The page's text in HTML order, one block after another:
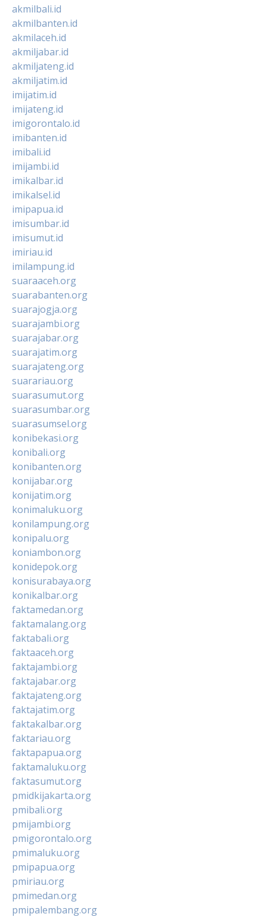
akmilbali.id
akmilbanten.id
akmilaceh.id
akmiljabar.id
akmiljateng.id
akmiljatim.id
imijatim.id
imijateng.id
imigorontalo.id
imibanten.id
imibali.id
imijambi.id
imikalbar.id
imikalsel.id
imipapua.id
imisumbar.id
imisumut.id
imiriau.id
imilampung.id
suaraaceh.org
suarabanten.org
suarajogja.org
suarajambi.org
suarajabar.org
suarajatim.org
suarajateng.org
suarariau.org
suarasumut.org
suarasumbar.org
suarasumsel.org
konibekasi.org
konibali.org
konibanten.org
konijabar.org
konijatim.org
konimaluku.org
konilampung.org
konipalu.org
koniambon.org
konidepok.org
konisurabaya.org
konikalbar.org
faktamedan.org
faktamalang.org
faktabali.org
faktaaceh.org
faktajambi.org
faktajabar.org
faktajateng.org
faktajatim.org
faktakalbar.org
faktariau.org
faktapapua.org
faktamaluku.org
faktasumut.org
pmidkijakarta.org
pmibali.org
pmijambi.org
pmigorontalo.org
pmimaluku.org
pmipapua.org
pmiriau.org
pmimedan.org
pmipalembang.org